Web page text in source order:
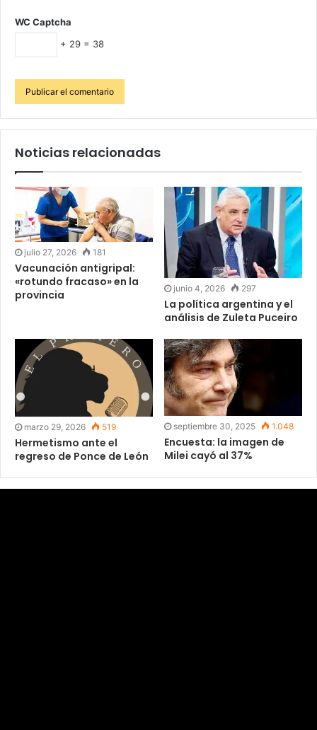
WC Captcha
+ 29 = 38
Noticias relacionadas
julio 27, 2026 181
Vacunación antigripal:
«rotundo fracaso» en la
provincia
junio 4, 2026 297
La política argentina y el
análisis de Zuleta Puceiro
marzo 29, 2026 519
Hermetismo ante el
regreso de Ponce de León
septiembre 30, 2025 1.048
Encuesta: la imagen de
Milei cayó al 37%